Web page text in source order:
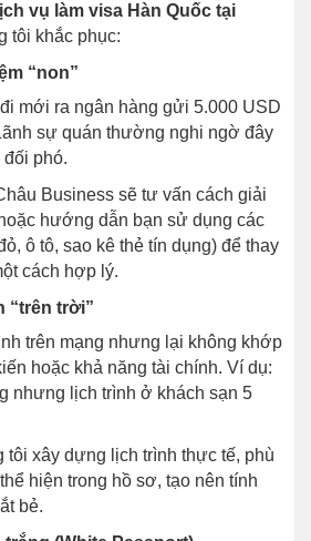
vụ làm visa Hàn Quốc tại
tôi khắc phục:
“non”
mới ra ngân hàng gửi 5.000 USD
sự quán thường nghi ngờ đây
phó.
Business sẽ tư vấn cách giải
hướng dẫn bạn sử dụng các
ô tô, sao kê thẻ tín dụng) để thay
cách hợp lý.
“trên trời”
trên mạng nhưng lại không khớp
hoặc khả năng tài chính. Ví dụ:
nhưng lịch trình ở khách sạn 5
tôi xây dựng lịch trình thực tế, phù
hiện trong hồ sơ, tạo nên tính
bẻ.